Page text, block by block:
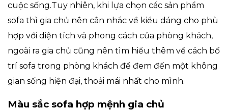
cuộc sống.Tuy nhiên, khi lựa chọn các sản phẩm
sofa thì gia chủ nên cân nhắc về kiểu dáng cho phù
hợp với diện tích và phong cách của phòng khách,
ngoài ra gia chủ cũng nên tìm hiểu thêm về cách bố
trí sofa trong phòng khách để đem đến một không
gian sống hiện đại, thoải mái nhất cho mình.
Màu sắc sofa hợp mệnh gia chủ